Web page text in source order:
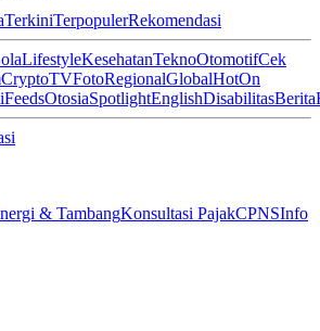
TerkiniTerpopulerRekomendasi
LifestyleKesehatanTeknoOtomotifCek
CryptoTVFotoRegionalGlobalHotOn
FeedsOtosiaSpotlightEnglishDisabilitasBerita
& TambangKonsultasi PajakCPNSInfo